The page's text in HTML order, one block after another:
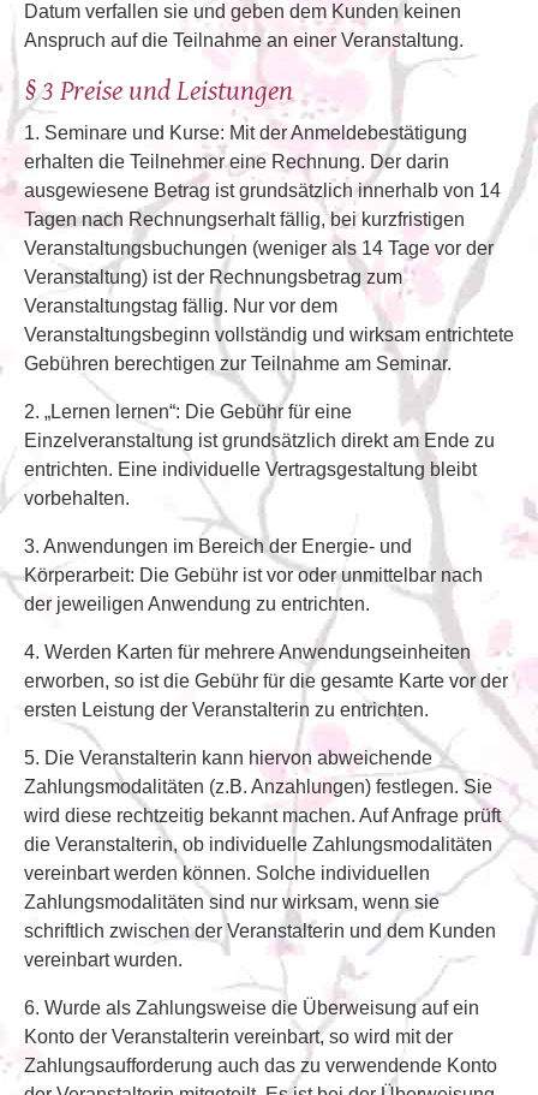
Datum verfallen sie und geben dem Kunden keinen
Anspruch auf die Teilnahme an einer Veranstaltung.
§ 3 Preise und Leistungen
1. Seminare und Kurse: Mit der Anmeldebestätigung
erhalten die Teilnehmer eine Rechnung. Der darin
ausgewiesene Betrag ist grundsätzlich innerhalb von 14
Tagen nach Rechnungserhalt fällig, bei kurzfristigen
Veranstaltungsbuchungen (weniger als 14 Tage vor der
Veranstaltung) ist der Rechnungsbetrag zum
Veranstaltungstag fällig. Nur vor dem
Veranstaltungsbeginn vollständig und wirksam entrichtete
Gebühren berechtigen zur Teilnahme am Seminar.
2. „Lernen lernen“: Die Gebühr für eine
Einzelveranstaltung ist grundsätzlich direkt am Ende zu
entrichten. Eine individuelle Vertragsgestaltung bleibt
vorbehalten.
3. Anwendungen im Bereich der Energie- und
Körperarbeit: Die Gebühr ist vor oder unmittelbar nach
der jeweiligen Anwendung zu entrichten.
4. Werden Karten für mehrere Anwendungseinheiten
erworben, so ist die Gebühr für die gesamte Karte vor der
ersten Leistung der Veranstalterin zu entrichten.
5. Die Veranstalterin kann hiervon abweichende
Zahlungsmodalitäten (z.B. Anzahlungen) festlegen. Sie
wird diese rechtzeitig bekannt machen. Auf Anfrage prüft
die Veranstalterin, ob individuelle Zahlungsmodalitäten
vereinbart werden können. Solche individuellen
Zahlungsmodalitäten sind nur wirksam, wenn sie
schriftlich zwischen der Veranstalterin und dem Kunden
vereinbart wurden.
6. Wurde als Zahlungsweise die Überweisung auf ein
Konto der Veranstalterin vereinbart, so wird mit der
Zahlungsaufforderung auch das zu verwendende Konto